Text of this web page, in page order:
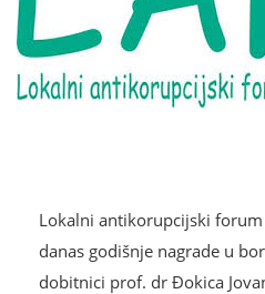
Lokalni antikorupcijski
danas godišnje nagrade u
dobitnici prof. dr Đokica